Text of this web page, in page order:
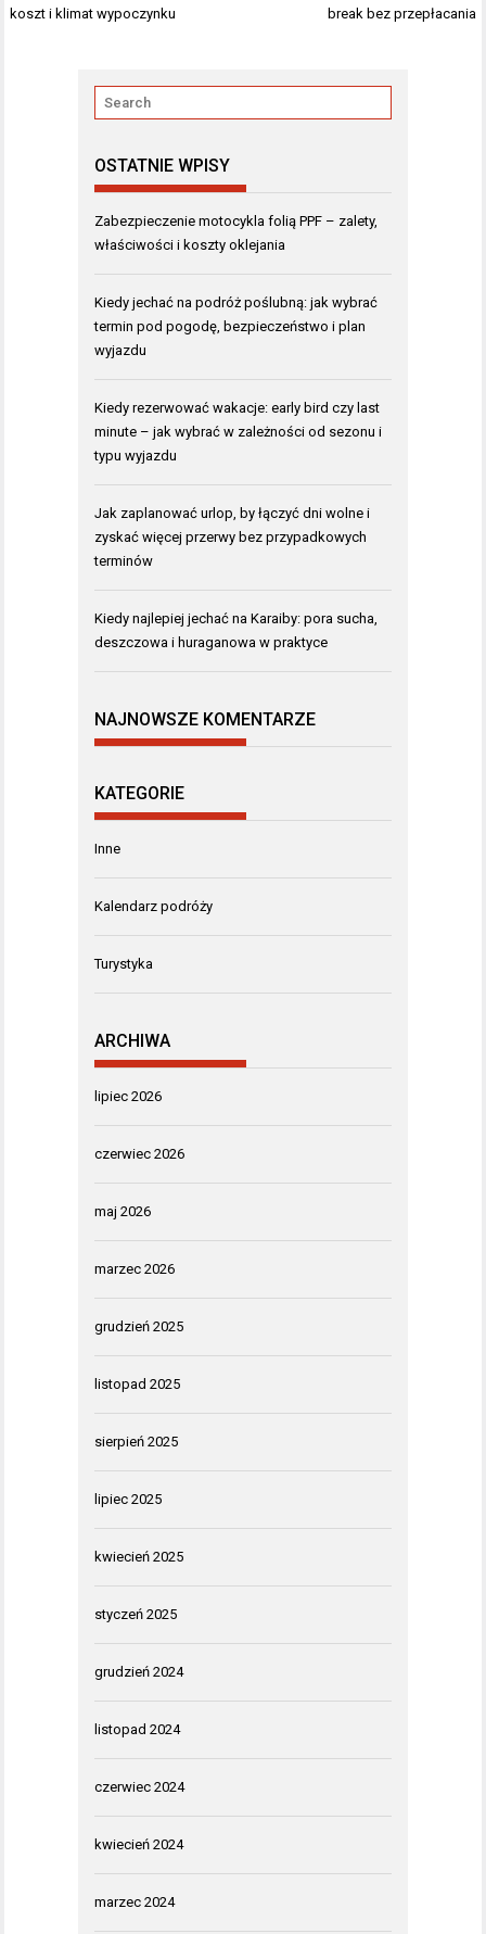
koszt i klimat wypoczynku break bez przepłacania
OSTATNIE WPISY
Zabezpieczenie motocykla folią PPF – zalety,
właściwości i koszty oklejania
Kiedy jechać na podróż poślubną: jak wybrać
termin pod pogodę, bezpieczeństwo i plan
wyjazdu
Kiedy rezerwować wakacje: early bird czy last
minute – jak wybrać w zależności od sezonu i
typu wyjazdu
Jak zaplanować urlop, by łączyć dni wolne i
zyskać więcej przerwy bez przypadkowych
terminów
Kiedy najlepiej jechać na Karaiby: pora sucha,
deszczowa i huraganowa w praktyce
NAJNOWSZE KOMENTARZE
KATEGORIE
Inne
Kalendarz podróży
Turystyka
ARCHIWA
lipiec 2026
czerwiec 2026
maj 2026
marzec 2026
grudzień 2025
listopad 2025
sierpień 2025
lipiec 2025
kwiecień 2025
styczeń 2025
grudzień 2024
listopad 2024
czerwiec 2024
kwiecień 2024
marzec 2024